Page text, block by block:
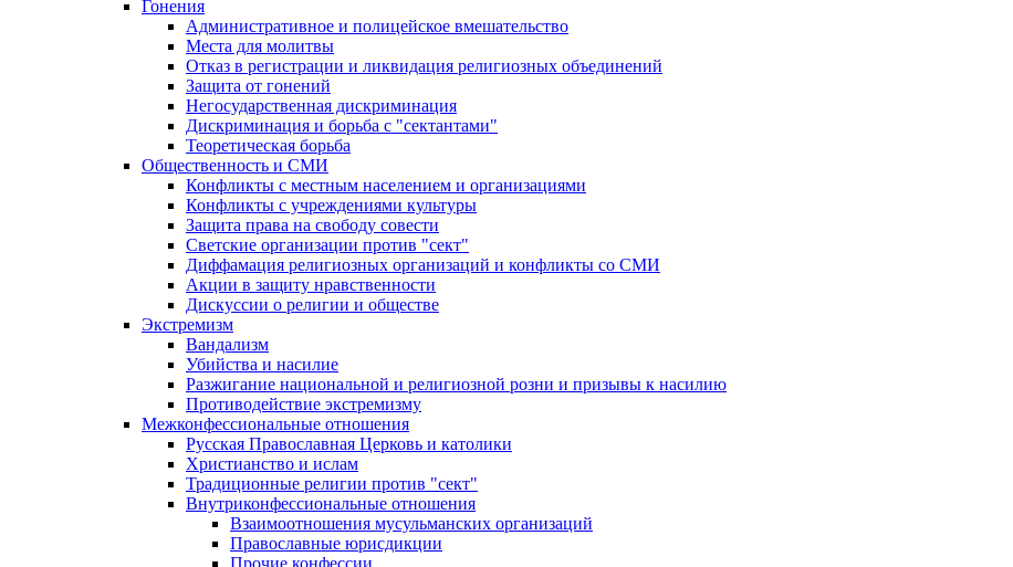
Гонения
Административное и полицейское вмешательство
Места для молитвы
Отказ в регистрации и ликвидация религиозных объединений
Защита от гонений
Негосударственная дискриминация
Дискриминация и борьба с "сектантами"
Теоретическая борьба
Общественность и СМИ
Конфликты с местным населением и организациями
Конфликты с учреждениями культуры
Защита права на свободу совести
Светские организации против "сект"
Диффамация религиозных организаций и конфликты со СМИ
Акции в защиту нравственности
Дискуссии о религии и обществе
Экстремизм
Вандализм
Убийства и насилие
Разжигание национальной и религиозной розни и призывы к насилию
Противодействие экстремизму
Межконфессиональные отношения
Русская Православная Церковь и католики
Христианство и ислам
Традиционные религии против "сект"
Внутриконфессиональные отношения
Взаимоотношения мусульманских организаций
Православные юрисдикции